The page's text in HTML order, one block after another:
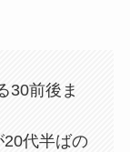
30前後ま
20代半ばの